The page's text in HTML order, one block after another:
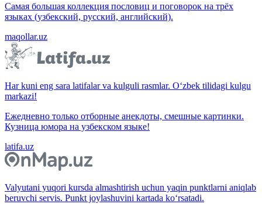
Самая большая коллекция пословиц и поговорок на трёх
языках (узбекский, русский, английский).
maqollar.uz
Har kuni eng sara latifalar va kulguli rasmlar. O‘zbek tilidagi kulgu
markazi!
Ежедневно только отборные анекдоты, смешные картинки.
Кузница юмора на узбекском языке!
latifa.uz
Valyutani yuqori kursda almashtirish uchun yaqin punktlarni aniqlab
beruvchi servis. Punkt joylashuvini kartada ko‘rsatadi.